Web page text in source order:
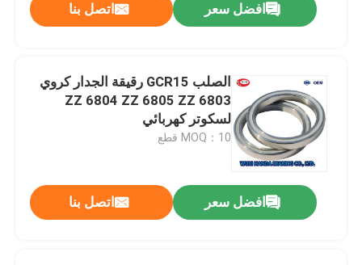
افضل سعر اتصل بنا
الصلب GCR15 رقيقة الجدار كروي
6803 ZZ 6804 ZZ 6805 ZZ
لسكوتر كهربائي
MOQ：10 قطع
افضل سعر اتصل بنا